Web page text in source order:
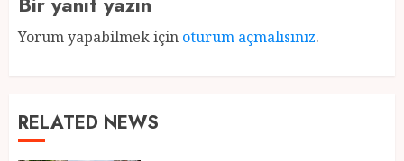
Yorum yapabilmek için oturum açmalısınız.
RELATED NEWS